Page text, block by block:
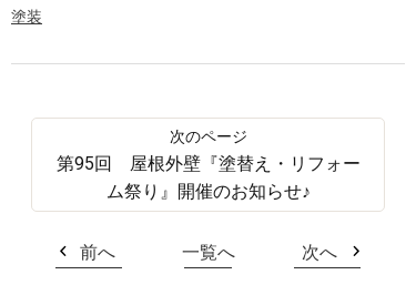
塗装
第95回 屋根外壁『塗替え・リフォー
ム祭り』開催のお知らせ♪
前へ 一覧へ 次へ